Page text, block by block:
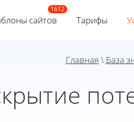
сайтов Тарифы
Главная \ База